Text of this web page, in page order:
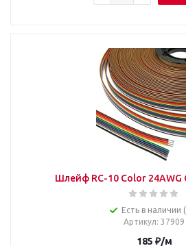
Шлейф RC-10 Color 24AWG
Есть в наличии
Артикул: 37909
185 ₽/м